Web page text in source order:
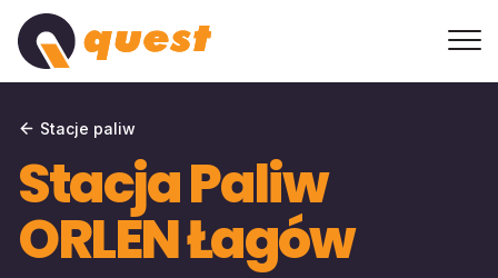
Stacje paliw
Stacja Paliw
ORLEN Łagów